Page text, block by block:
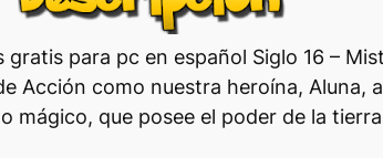
para pc en español Siglo 16 –
Acción como nuestra heroína, Aluna,
mágico, que posee el poder de la